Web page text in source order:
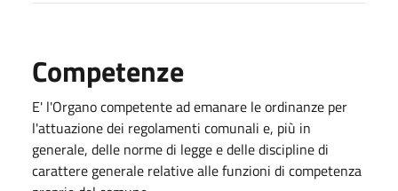
Competenze
E' l'Organo competente ad emanare le ordinanze per
l'attuazione dei regolamenti comunali e, più in
generale, delle norme di legge e delle discipline di
carattere generale relative alle funzioni di competenza